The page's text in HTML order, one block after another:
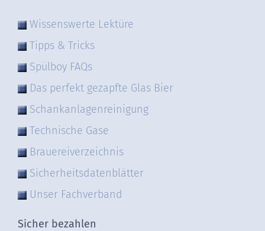
Wissenswerte Lektüre
Tipps & Tricks
Spülboy FAQs
Das perfekt gezapfte Glas Bier
Schankanlagenreinigung
Technische Gase
Brauereiverzeichnis
Sicherheitsdatenblätter
Unser Fachverband
Sicher bezahlen